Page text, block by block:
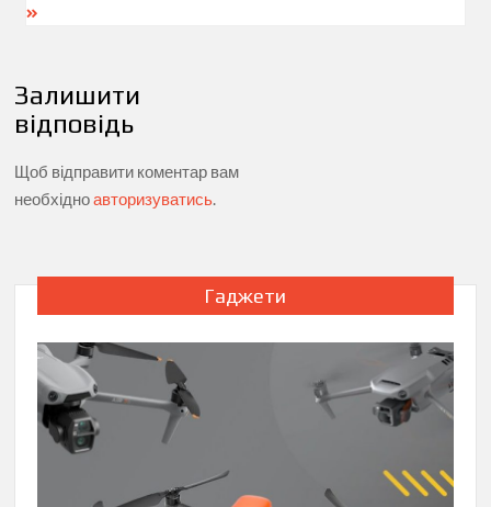
Залишити
відповідь
Щоб відправити коментар вам
необхідноавторизуватись.
Гаджети